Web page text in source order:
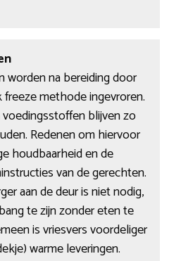
worden na bereiding door
methode ingevroren.
blijven zo
Redenen om hiervoor
houdbaarheid en de
van de gerechten.
aan de deur is niet nodig,
te zijn zonder eten te
is vriesvers voordeliger
warme leveringen.